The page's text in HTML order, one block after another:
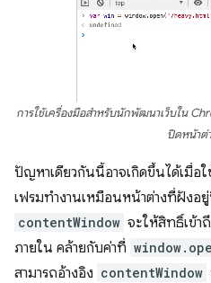
การใช้เครื่องมือสำหรับนักพัฒนาเว็บใน
ปิดหน้าต่
ปัญหาเดียวกันนี้อาจเกิดขึ้นได้เมื่อ
เฟรมทํางานเหมือนหน้าต่างที่ฝังอ
contentWindow จะให้สิทธิ์เข้า
ภายใน คล้ายกับค่าที่
สามารถอ้างอิง contentWindow